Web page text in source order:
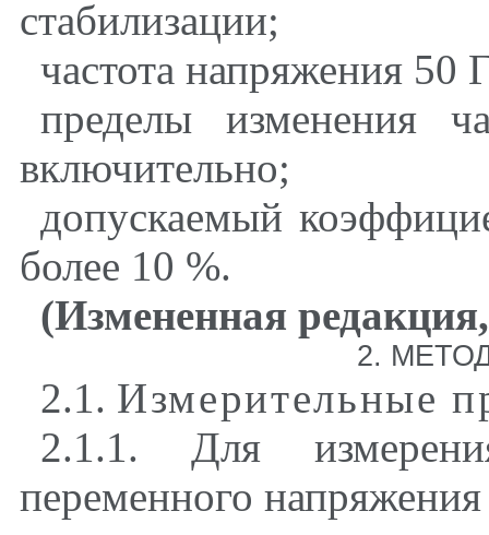
стабилизации;
частота напряжения 50
пределы изменения
включительно;
допускаемый
более 10 %.
(Измененная
2.
2.1. Измерительные
2.1.1. Для
переменного